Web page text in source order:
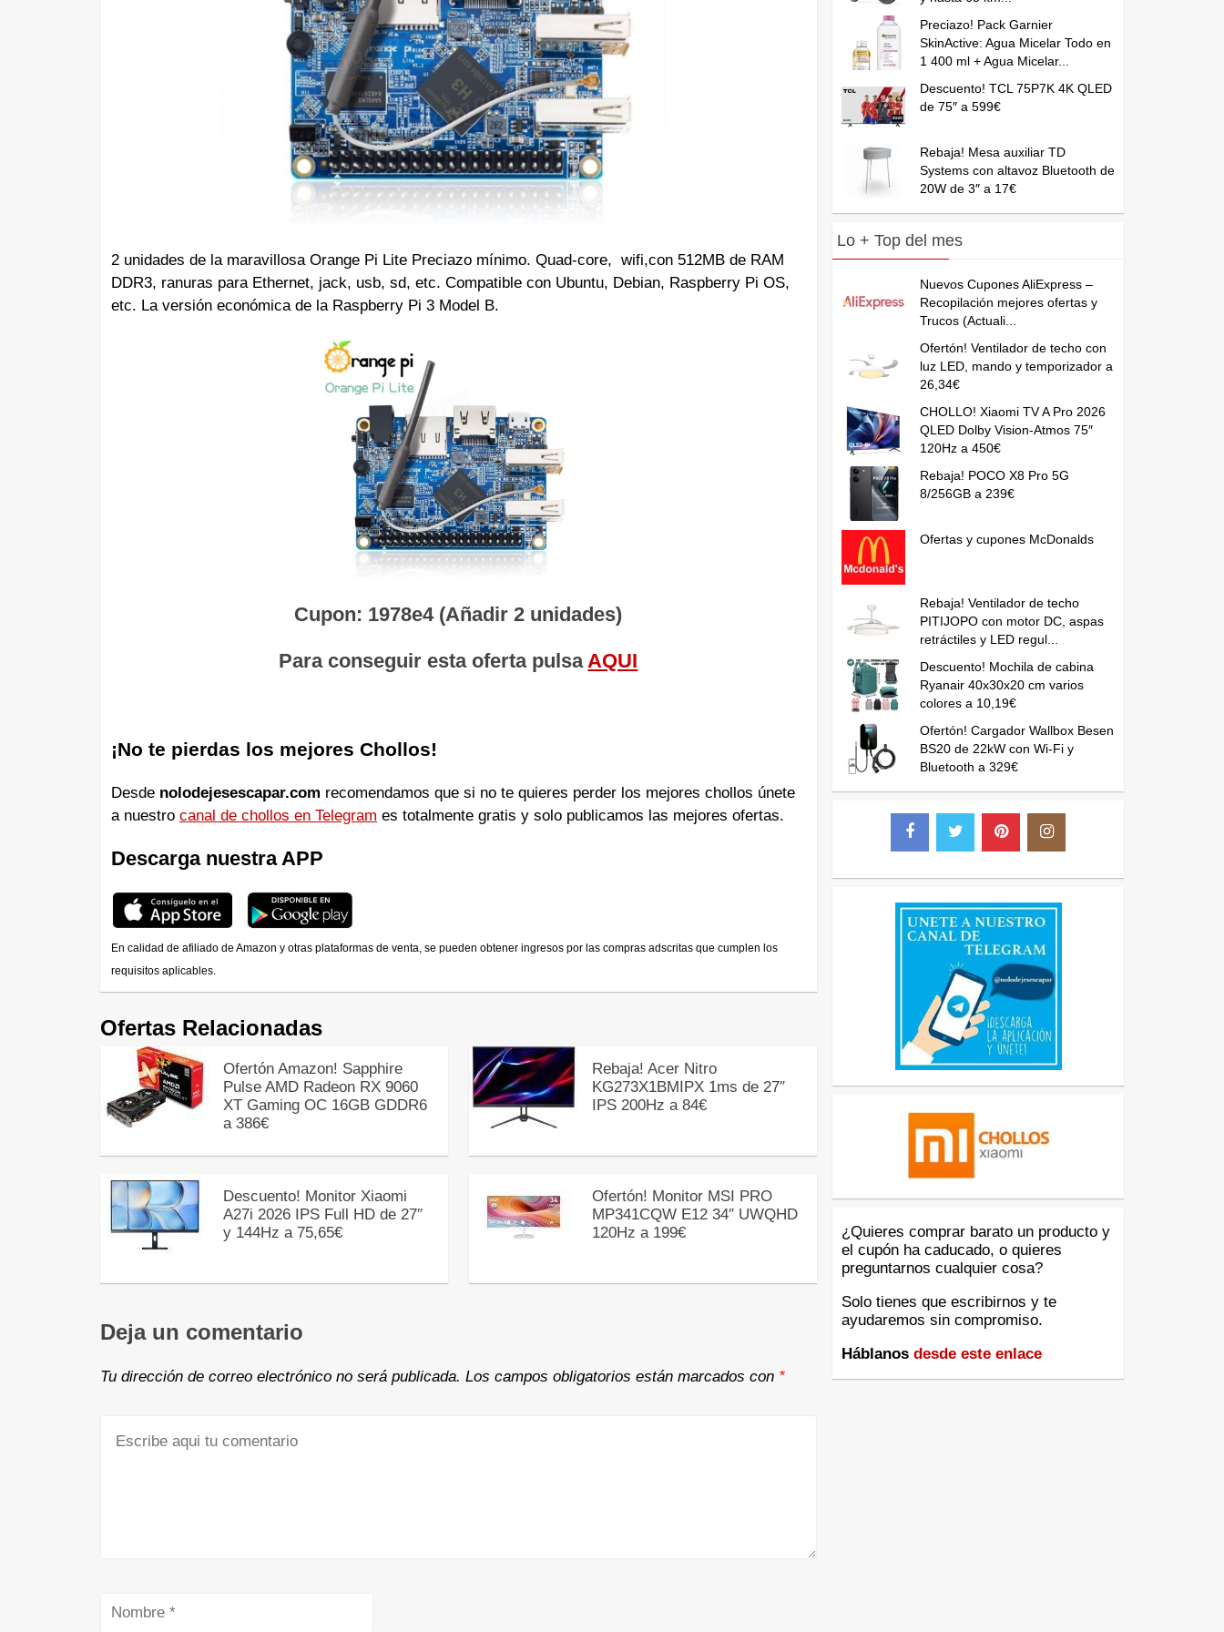
2 unidades de la maravillosa Orange Pi Lite Preciazo mínimo. Quad-core, wifi,con 512MB de RAM
DDR3, ranuras para Ethernet, jack, usb, sd, etc. Compatible con Ubuntu, Debian, Raspberry Pi OS,
etc. La versión económica de la Raspberry Pi 3 Model B.
Cupon: 1978e4 (Añadir 2 unidades)
Para conseguir esta oferta pulsaAQUI
¡No te pierdas los mejores Chollos!
Desde nolodejesescapar.com recomendamos que si no te quieres perder los mejores chollos únete
a nuestro canal de chollos en Telegram es totalmente gratis y solo publicamos las mejores ofertas.
Descarga nuestra APP
En calidad de afiliado de Amazon y otras plataformas de venta, se pueden obtener ingresos por las compras adscritas que cumplen los
requisitos aplicables.
Ofertas Relacionadas
Ofertón Amazon! Sapphire
Pulse AMD Radeon RX 9060
XT Gaming OC 16GB GDDR6
a 386€
Rebaja! Acer Nitro
KG273X1BMIPX 1ms de 27″
IPS 200Hz a 84€
Descuento! Monitor Xiaomi
A27i 2026 IPS Full HD de 27″
y 144Hz a 75,65€
Ofertón! Monitor MSI PRO
MP341CQW E12 34″ UWQHD
120Hz a 199€
Deja un comentario
Tu dirección de correo electrónico no será publicada. Los campos obligatorios están marcados con *
Preciazo! Pack Garnier
SkinActive: Agua Micelar Todo en
1 400 ml + Agua Micelar...
Descuento! TCL 75P7K 4K QLED
de 75″ a 599€
Rebaja! Mesa auxiliar TD
Systems con altavoz Bluetooth de
20W de 3″ a 17€
Lo + Top del mes
Nuevos Cupones AliExpress –
Recopilación mejores ofertas y
Trucos (Actuali...
Ofertón! Ventilador de techo con
luz LED, mando y temporizador a
26,34€
CHOLLO! Xiaomi TV A Pro 2026
QLED Dolby Vision-Atmos 75″
120Hz a 450€
Rebaja! POCO X8 Pro 5G
8/256GB a 239€
Ofertas y cupones McDonalds
Rebaja! Ventilador de techo
PITIJOPO con motor DC, aspas
retráctiles y LED regul...
Descuento! Mochila de cabina
Ryanair 40x30x20 cm varios
colores a 10,19€
Ofertón! Cargador Wallbox Besen
BS20 de 22kW con Wi-Fi y
Bluetooth a 329€
¿Quieres comprar barato un producto y
el cupón ha caducado, o quieres
preguntarnos cualquier cosa?
Solo tienes que escribirnos y te
ayudaremos sin compromiso.
Háblanos desde este enlace